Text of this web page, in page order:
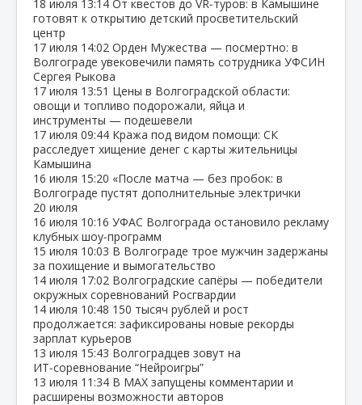
18 июля 13:14 От квестов до VR‑туров: в Камышине
готовят к открытию детский просветительский
центр
17 июля 14:02 Орден Мужества — посмертно: в
Волгограде увековечили память сотрудника УФСИН
Сергея Рыкова
17 июля 13:51 Цены в Волгоградской области:
овощи и топливо подорожали, яйца и
инструменты — подешевели
17 июля 09:44 Кража под видом помощи: СК
расследует хищение денег с карты жительницы
Камышина
16 июля 15:20 «После матча — без пробок: в
Волгограде пустят дополнительные электрички
20 июля
16 июля 10:16 УФАС Волгограда остановило рекламу
клубных шоу‑программ
15 июля 10:03 В Волгограде трое мужчин задержаны
за похищение и вымогательство
14 июля 17:02 Волгоградские сапёры — победители
окружных соревнований Росгвардии
14 июля 10:48 150 тысяч рублей и рост
продолжается: зафиксированы новые рекорды
зарплат курьеров
13 июля 15:43 Волгоградцев зовут на
ИТ‑соревнование “Нейроигры”
13 июля 11:34 В МАХ запущены комментарии и
расширены возможности авторов